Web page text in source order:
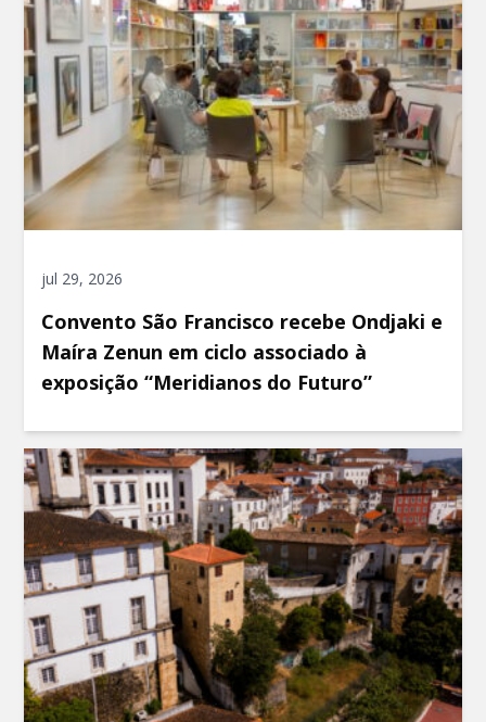
jul 29, 2026
Convento São Francisco recebe Ondjaki e
Maíra Zenun em ciclo associado à
exposição “Meridianos do Futuro”